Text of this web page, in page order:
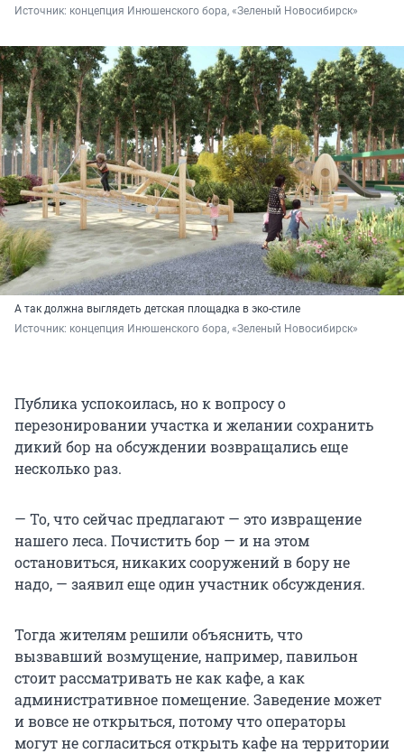
Источник: концепция Инюшенского бора, «Зеленый Новосибирск»
А так должна выглядеть детская площадка в эко-стиле
Источник: концепция Инюшенского бора, «Зеленый Новосибирск»
Публика успокоилась, но к вопросу о
перезонировании участка и желании сохранить
дикий бор на обсуждении возвращались еще
несколько раз.
— То, что сейчас предлагают — это извращение
нашего леса. Почистить бор — и на этом
остановиться, никаких сооружений в бору не
надо, — заявил еще один участник обсуждения.
Тогда жителям решили объяснить, что
вызвавший возмущение, например, павильон
стоит рассматривать не как кафе, а как
административное помещение. Заведение может
и вовсе не открыться, потому что операторы
могут не согласиться открыть кафе на территории